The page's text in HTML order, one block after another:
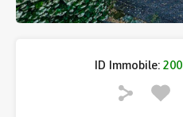
ID Immobile:200